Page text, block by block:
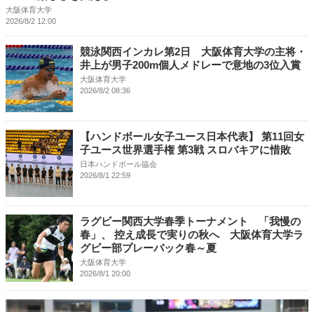
大阪体育大学
2026/8/2 12:00
競泳関西インカレ第2日 大阪体育大学の主将・
井上が男子200m個人メドレーで意地の3位入賞
大阪体育大学
2026/8/2 08:36
【ハンドボール女子ユース日本代表】 第11回女
子ユース世界選手権 第3戦 スロバキアに惜敗
日本ハンドボール協会
2026/8/1 22:59
ラグビー関西大学春季トーナメント 「我慢の
春」、 控え成長で実りの秋へ 大阪体育大学ラ
グビー部プレーバック春～夏
大阪体育大学
2026/8/1 20:00